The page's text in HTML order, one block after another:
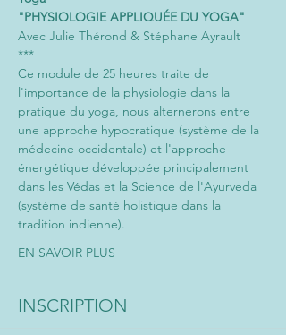
"PHYSIOLOGIE APPLIQUÉE DU YOGA"
Avec Julie Thérond & Stéphane Ayrault
***
Ce module de 25 heures traite de
l'importance de la physiologie dans la
pratique du yoga, nous alternerons entre
une approche hypocratique (système de la
médecine occidentale) et l'approche
énergétique développée principalement
dans les Védas et la Science de l'Ayurveda
(système de santé holistique dans la
tradition indienne).
EN SAVOIR PLUS
INSCRIPTION